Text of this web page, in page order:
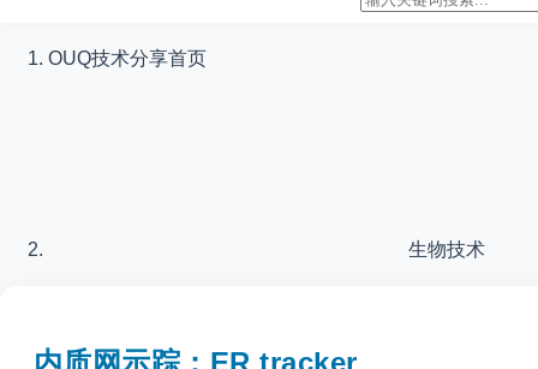
OUQ技术分享首页
生物技术
内质网示踪：ER tracker